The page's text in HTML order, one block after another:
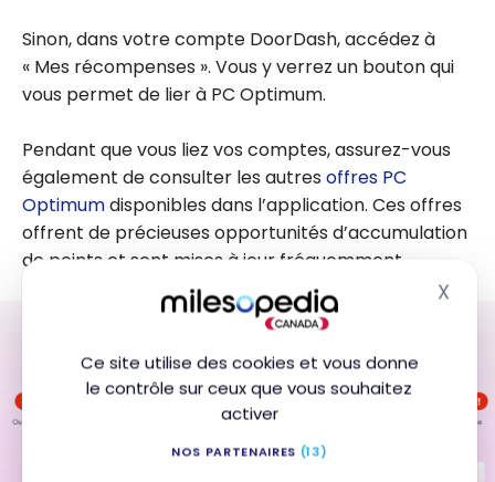
Ce site utilise des cookies et vous donne
le contrôle sur ceux que vous souhaitez
activer
NOS PARTENAIRES (13)
X
Sinon, dans votre compte DoorDash, accédez à
« Mes récompenses ». Vous y verrez un bouton qui
vous permet de lier à PC Optimum.
Pendant que vous liez vos comptes, assurez-vous
également de consulter les autres offres PC
Optimumdisponibles dans l’application. Ces offres
offrent de précieuses opportunités d’accumulation
de points et sont mises à jour fréquemment.